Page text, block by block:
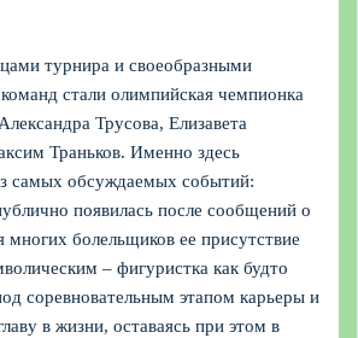
турнира и своеобразными
стали олимпийская чемпионка
Трусова, Елизавета
Траньков. Именно здесь
самых обсуждаемых событий:
появилась после сообщений о
многих болельщиков ее присутствие
– фигуристка как будто
соревновательным этапом карьеры и
в жизни, оставаясь при этом в